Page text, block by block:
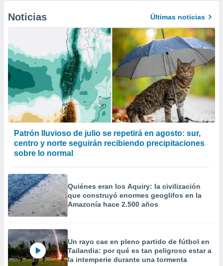
Noticias Últimas noticias
Patrón lluvioso de julio se repetirá en agosto: sur,
centro y norte seguirán recibiendo precipitaciones
sobre lo normal
Quiénes eran los Aquiry: la civilización
que construyó enormes geoglifos en la
Amazonía hace 2.500 años
Un rayo cae en pleno partido de fútbol en
Tailandia: por qué es tan peligroso estar a
la intemperie durante una tormenta